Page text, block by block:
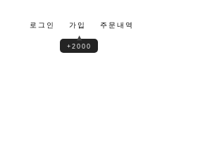
로그인 가입
▲
+2000
주문내역